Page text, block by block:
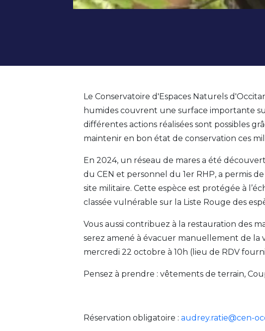
Le Conservatoire d'Espaces Naturels
humides couvrent une surface importante
différentes actions réalisées sont possibles
maintenir en bon état de conservation ces
En 2024, un réseau de mares a été
du CEN et personnel du 1er RHP, a permis
site militaire. Cette espèce est protégée à
classée vulnérable sur la Liste Rouge des
Vous aussi contribuez à la restauration des
serez amené à évacuer manuellement de la
mercredi 22 octobre à 10h (lieu de RDV
Pensez à prendre : vêtements de terrain,
Réservation obligatoire : audrey.ratie@cen-